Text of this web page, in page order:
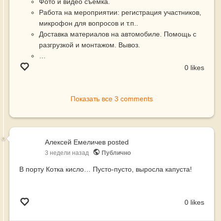
Фото и видео съемка.
Работа на мероприятии: регистрация участников,
микрофон для вопросов и т.п..
Доставка материалов на автомобиле. Помощь с
разгрузкой и монтажом. Вывоз.
…
0 likes
Показать все 3 comments
Алексей Емеличев posted
3 недели назад Публично
В порту Котка кисло… Пусто-пусто, выросла капуста!
0 likes